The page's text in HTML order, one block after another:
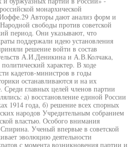
монархической
Авторы дают анализ форм и
свободы против советской
период. Они указывают, что
поддержали идею установления
решение войти в состав
А.И.Деникина и А.В.Колчака,
характер. В ходе
кадетов-министров в годы
останавливаются и на их
Среди главных целей членов партии
а) восстановление единой России
1914 года, б) решение всех спорных
народов Учредительным собранием
властью. Особого внимания
Ученый впервые в советской
эволюцию деятельности
с момента возникновения партии и